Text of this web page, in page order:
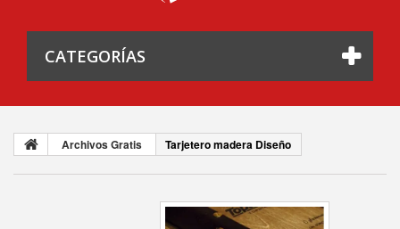
CATEGORÍAS
Archivos Gratis Tarjetero madera Diseño